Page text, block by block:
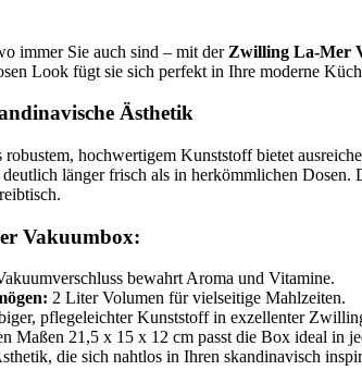
immer Sie auch sind – mit der Zwilling La-Mer
Look fügt sie sich perfekt in Ihre moderne
Ästhetik
hochwertigem Kunststoff bietet
länger frisch als in herkömmlichen
Vakuumbox:
bewahrt Aroma und Vitamine.
2 Liter Volumen für vielseitige Mahlzeiten.
pflegeleichter Kunststoff in exzellenter
Maßen 21,5 x 15 x 12 cm passt die Box ideal in
die sich nahtlos in Ihren skandinavisch